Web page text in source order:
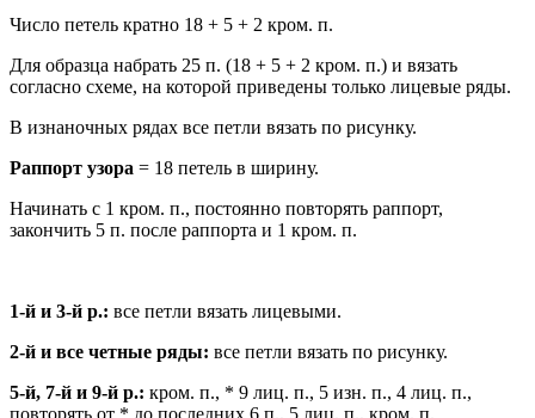
Число петель кратно 18 + 5 + 2 кром. п.
Для образца набрать 25 п. (18 + 5 + 2 кром. п.) и вязать
согласно схеме, на которой приведены только лицевые ряды.
В изнаночных рядах все петли вязать по рисунку.
Раппорт узора = 18 петель в ширину.
Начинать с 1 кром. п., постоянно повторять раппорт,
закончить 5 п. после раппорта и 1 кром. п.
1-й и 3-й р.: все петли вязать лицевыми.
2-й и все четные ряды: все петли вязать по рисунку.
5-й, 7-й и 9-й р.: кром. п., * 9 лиц. п., 5 изн. п., 4 лиц. п.,